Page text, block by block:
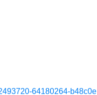
64180264-b48c0e